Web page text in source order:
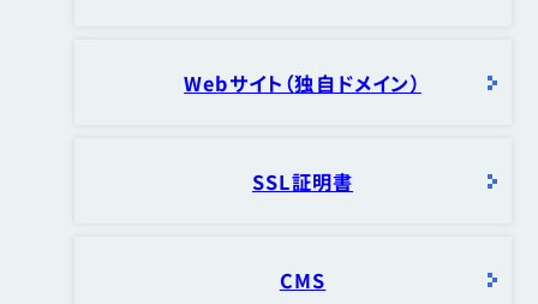
Webサイト（独自ドメイン）
SSL証明書
CMS